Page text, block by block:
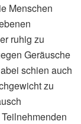
Menschen
ruhig zu
Geräusche
schien auch
zu